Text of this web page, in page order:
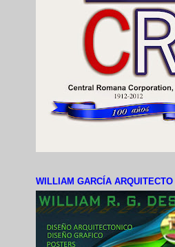
WILLIAM GARCÍA ARQUITECTO